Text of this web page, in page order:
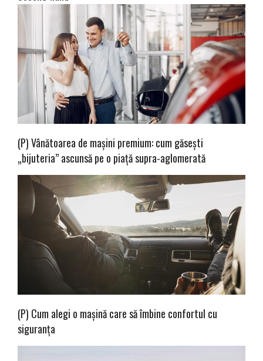
(P) Vânătoarea de mașini premium: cum găsești
„bijuteria” ascunsă pe o piață supra-aglomerată
(P) Cum alegi o mașină care să îmbine confortul cu
siguranța